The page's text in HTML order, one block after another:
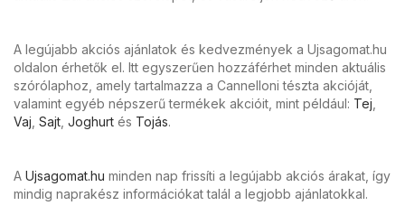
A legújabb akciós ajánlatok és kedvezmények a Ujsagomat.hu
oldalon érhetők el. Itt egyszerűen hozzáférhet minden aktuális
szórólaphoz, amely tartalmazza a Cannelloni tészta akcióját,
valamint egyéb népszerű termékek akcióit, mint például: Tej
Vaj Sajt Joghurt és Tojás.
A Ujsagomat.hu minden nap frissíti a legújabb akciós árakat, így
mindig naprakész információkat talál a legjobb ajánlatokkal.